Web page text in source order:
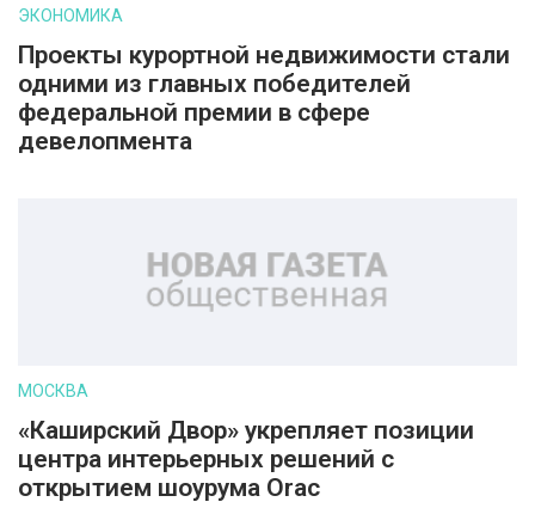
ЭКОНОМИКА
Проекты курортной недвижимости стали
одними из главных победителей
федеральной премии в сфере
девелопмента
МОСКВА
«Каширский Двор» укрепляет позиции
центра интерьерных решений с
открытием шоурума Orac